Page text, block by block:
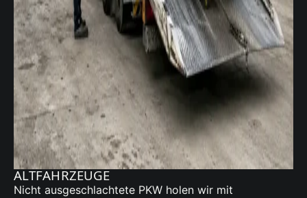
ALTFAHRZEUGE
Nicht ausgeschlachtete PKW holen wir mit